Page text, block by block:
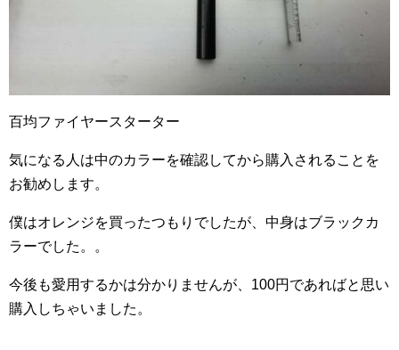
百均ファイヤースターター
気になる人は中のカラーを確認してから購入されることを
お勧めします。
僕はオレンジを買ったつもりでしたが、中身はブラックカ
ラーでした。。
今後も愛用するかは分かりませんが、100円であればと思い
購入しちゃいました。